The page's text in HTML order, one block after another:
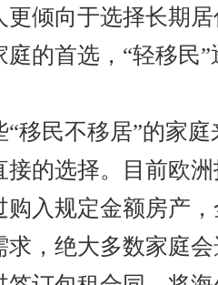
更倾向于选择长期
庭的首选，“轻移民
“移民不移居”的家
接的选择。目前欧
购入规定金额房产
求，绝大多数家庭